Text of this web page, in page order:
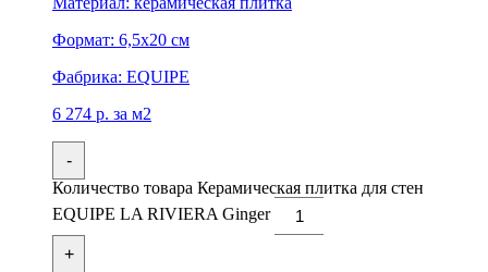
Формат: 6,5x20 см
Фабрика: EQUIPE
6 274 р. за м2
-
Количество товара Керамическая плитка для стен
EQUIPE LA RIVIERA Ginger
+